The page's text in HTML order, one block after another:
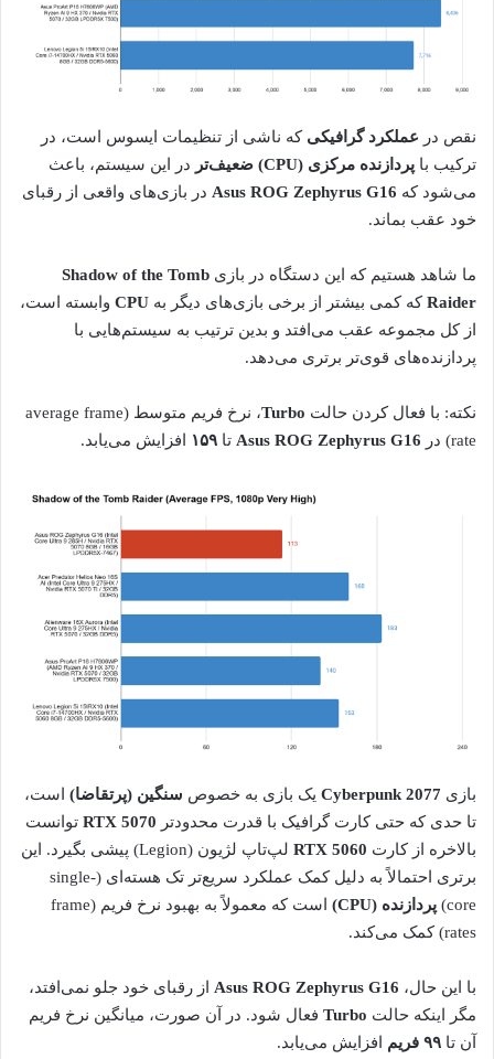
نقص در عملکرد گرافیکی که ناشی از تنظیمات ایسوس است، در
ترکیب با پردازنده مرکزی (CPU) ضعیف‌تر
در این سیستم، باعث
می‌شود که Asus ROG Zephyrus G16 در بازی‌های واقعی از رقبای
خود عقب بماند.
ما شاهد هستیم که این دستگاه در بازی Shadow of the Tomb
Raiderکه کمی بیشتر از برخی بازی‌های دیگر به CPU وابسته است،
از کل مجموعه عقب می‌افتد و بدین ترتیب به سیستم‌هایی با
پردازنده‌های قوی‌تر برتری می‌دهد.
نکته: با فعال کردن حالت Turbo
، نرخ فریم متوسط (average frame
rate) در
Asus ROG Zephyrus G16 تا ۱۵۹ افزایش می‌یابد.
بازی Cyberpunk 2077 یک بازی به خصوص سنگین (پرتقاضا) است،
تا حدی که حتی کارت گرافیک با قدرت محدودتر RTX 5070 توانست
بالاخره از کارت RTX 5060
لپ‌تاپ لژیون (Legion) پیشی بگیرد. این
برتری احتمالاً به دلیل کمک عملکرد سریع‌تر تک هسته‌ای (single-
core) پردازنده (CPU)
است که معمولاً به بهبود نرخ فریم (frame
rates) کمک می‌کند.
با این حال، Asus ROG Zephyrus G16 از رقبای خود جلو نمی‌افتد،
مگر اینکه حالت Turbo فعال شود. در آن صورت، میانگین نرخ فریم
آن تا ۹۹ فریم افزایش می‌یابد.